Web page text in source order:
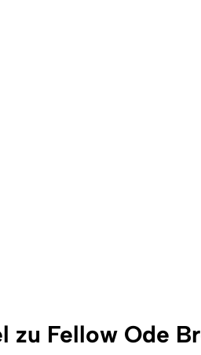
zu Fellow Ode